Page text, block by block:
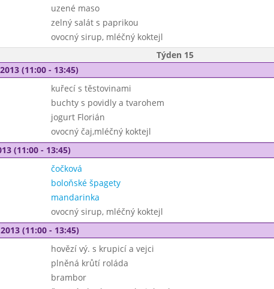
uzené maso
zelný salát s paprikou
ovocný sirup, mléčný koktejl
Týden 15
(11:00 - 13:45)
kuřecí s těstovinami
buchty s povidly a tvarohem
jogurt Florián
ovocný čaj,mléčný koktejl
(11:00 - 13:45)
čočková
boloňské špagety
mandarinka
ovocný sirup, mléčný koktejl
(11:00 - 13:45)
hovězí vý. s krupicí a vejci
plněná krůtí roláda
brambor